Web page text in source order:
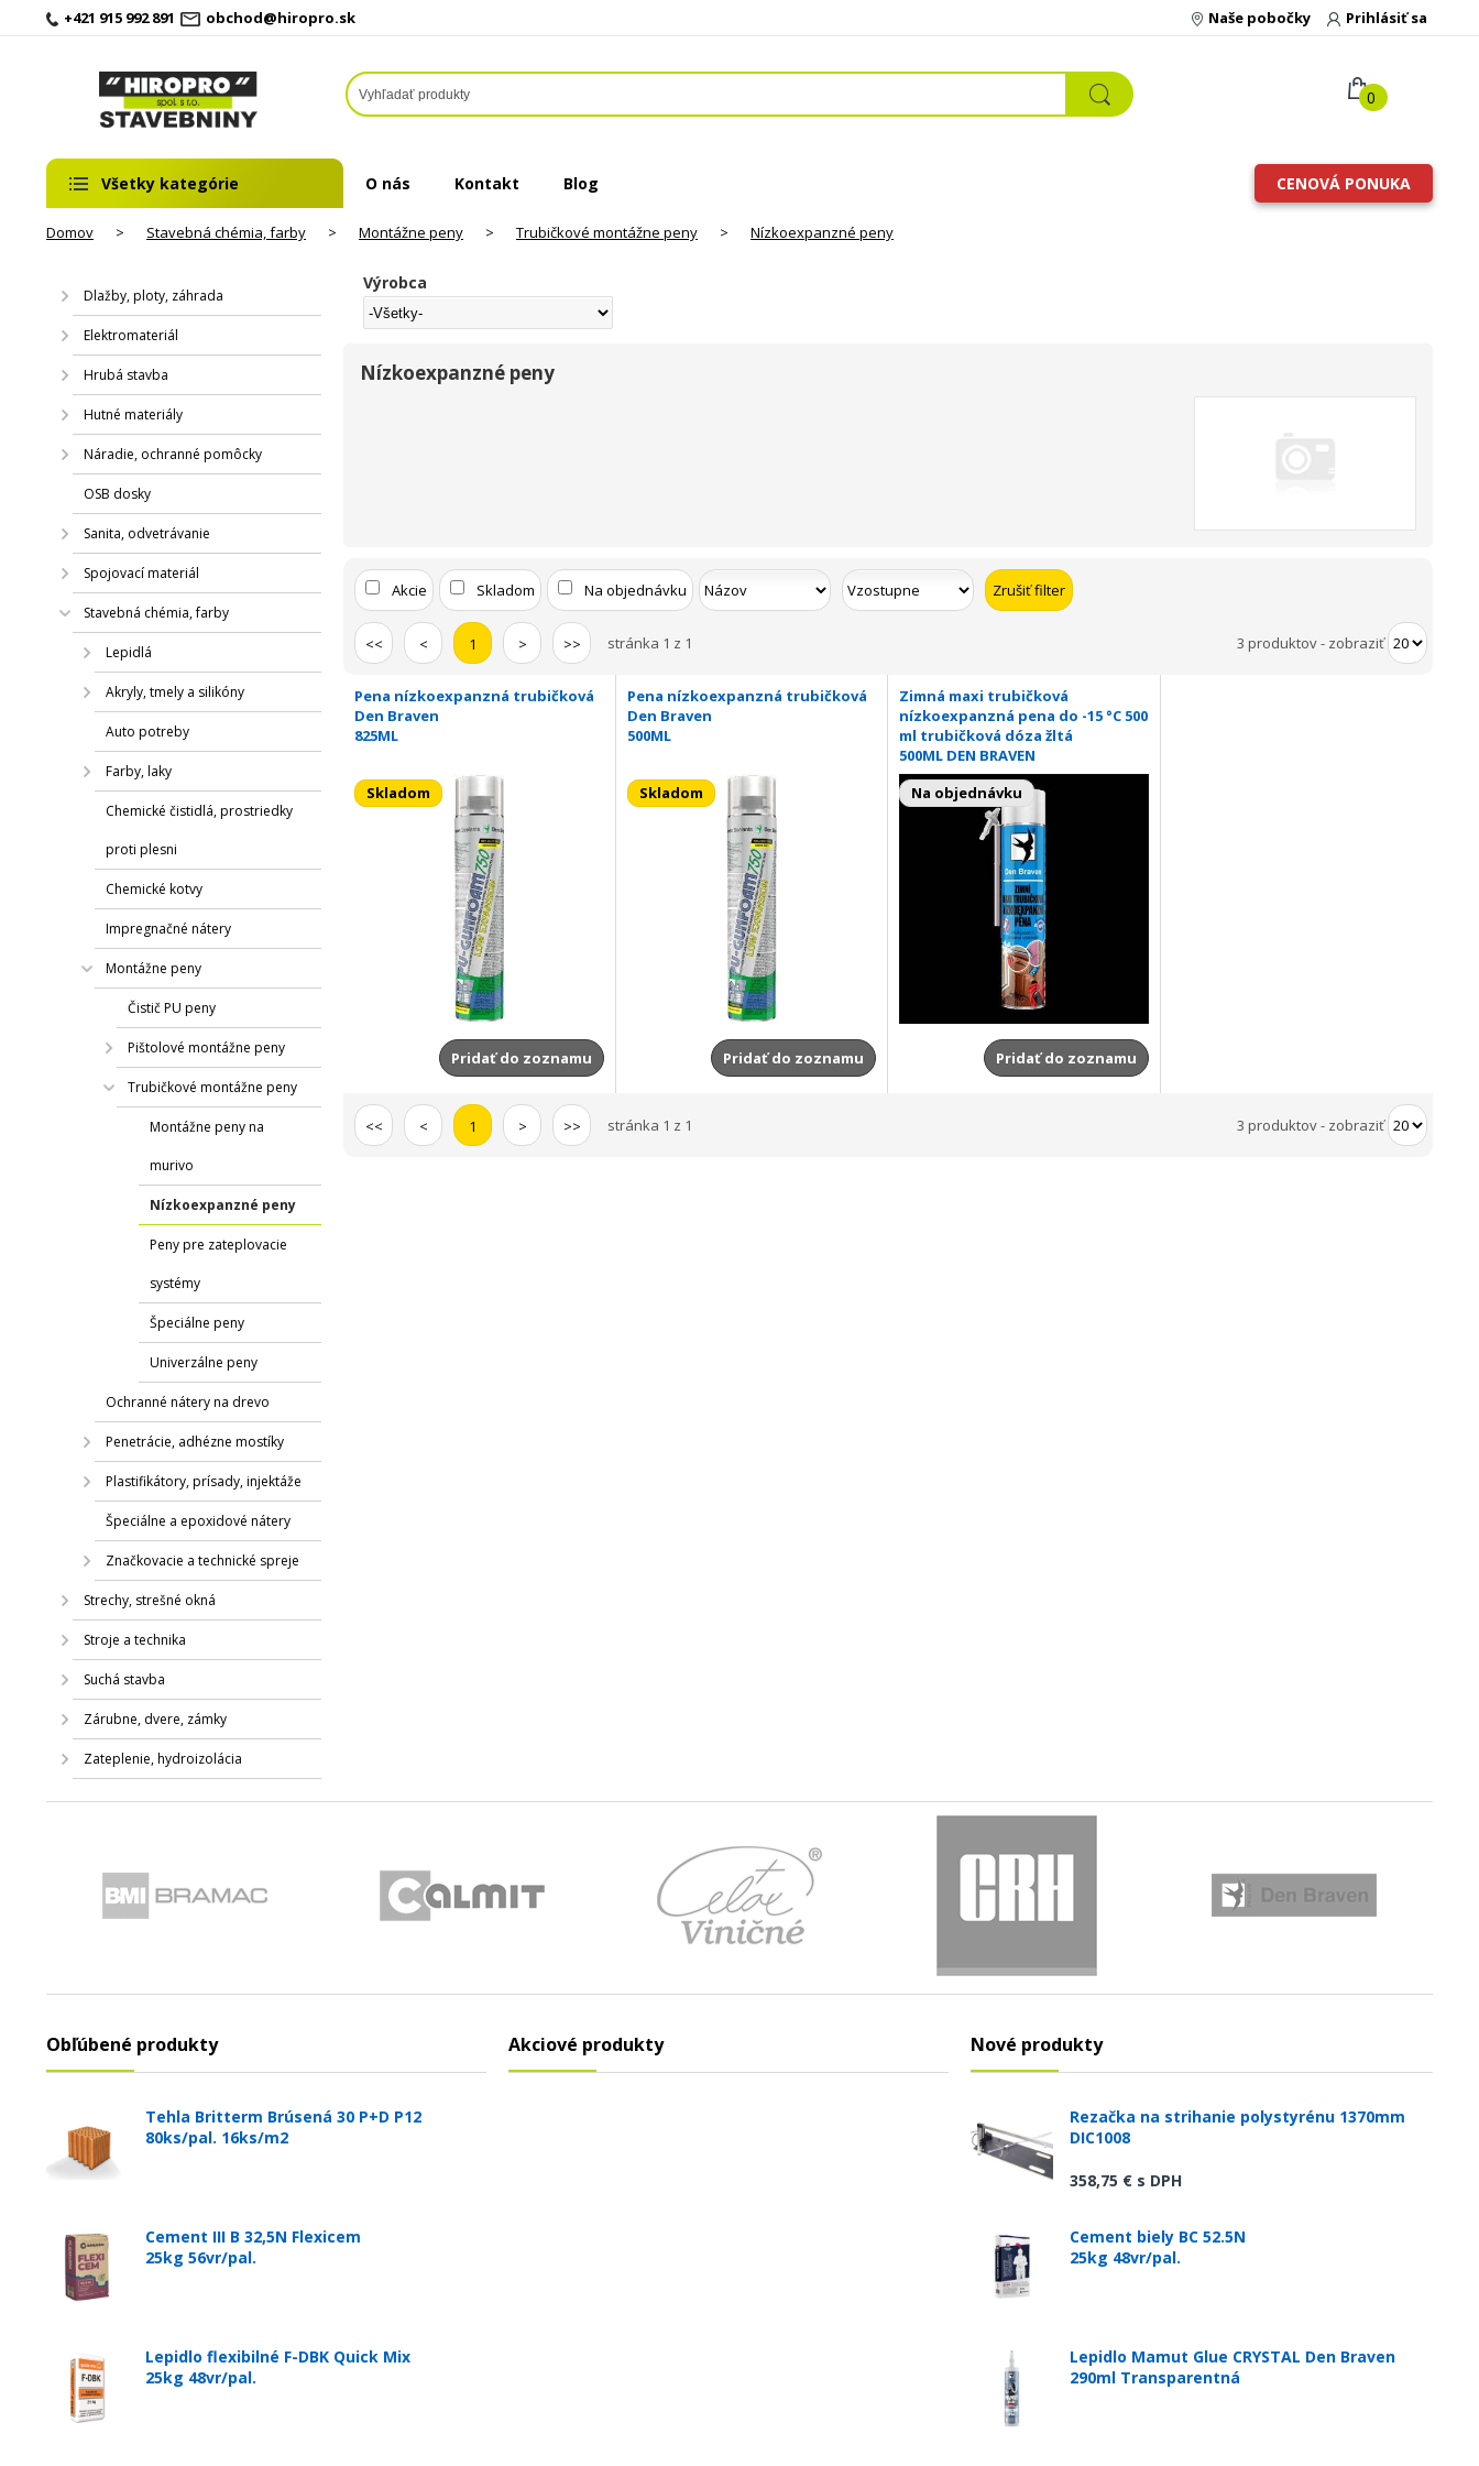
+421 915 992 891 obchod@hiropro.sk Prihlásiť sa
Naše pobočky
0
Všetky kategórie O nás Kontakt Blog CENOVÁ PONUKA
Domov > Stavebná chémia, farby > Montážne peny > Trubičkové montážne peny > Nízkoexpanzné peny
Dlažby, ploty, záhrada
Elektromateriál
Hrubá stavba
Hutné materiály
Náradie, ochranné pomôcky
OSB dosky
Sanita, odvetrávanie
Spojovací materiál
Stavebná chémia, farby
Lepidlá
Akryly, tmely a silikóny
Auto potreby
Farby, laky
Chemické čistidlá, prostriedky
proti plesni
Chemické kotvy
Impregnačné nátery
Montážne peny
Čistič PU peny
Pištolové montážne peny
Trubičkové montážne peny
Montážne peny na
murivo
Nízkoexpanzné peny
Peny pre zateplovacie
systémy
Špeciálne peny
Univerzálne peny
Ochranné nátery na drevo
Penetrácie, adhézne mostíky
Plastifikátory, prísady, injektáže
Špeciálne a epoxidové nátery
Značkovacie a technické spreje
Strechy, strešné okná
Stroje a technika
Suchá stavba
Zárubne, dvere, zámky
Zateplenie, hydroizolácia
Výrobca
Nízkoexpanzné peny
Akcie Skladom Na objednávku
<< < 1 > >> stránka 1 z 1 3 produktov- zobraziť
Pena nízkoexpanzná trubičková
Den Braven
825ML
Skladom
Pridať do zoznamu
Pena nízkoexpanzná trubičková
Den Braven
500ML
Skladom
Pridať do zoznamu
Zimná maxi trubičková
nízkoexpanzná pena do -15 °C 500
ml trubičková dóza žltá
500ML DEN BRAVEN
Na objednávku
Pridať do zoznamu
<< < 1 > >> stránka 1 z 1 3 produktov- zobraziť
Obľúbené produkty
Tehla Britterm Brúsená 30 P+D P12
80ks/pal. 16ks/m2
Cement III B 32,5N Flexicem
25kg 56vr/pal.
Lepidlo flexibilné F-DBK Quick Mix
25kg 48vr/pal.
Akciové produkty Nové produkty
Rezačka na strihanie polystyrénu 1370mm
DIC1008
358,75 € s DPH
Cement biely BC 52.5N
25kg 48vr/pal.
Lepidlo Mamut Glue CRYSTAL Den Braven
290ml Transparentná